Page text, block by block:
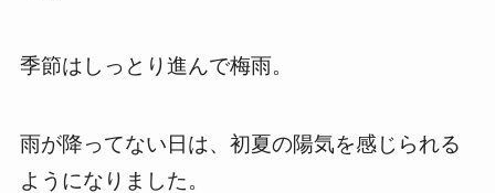
季節はしっとり進んで梅雨。
雨が降ってない日は、初夏の陽気を感じられる
ようになりました。